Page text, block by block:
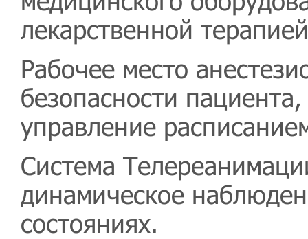
лекарственной
Рабочее место
безопасности
управление
Система
динамическое
состояниях.